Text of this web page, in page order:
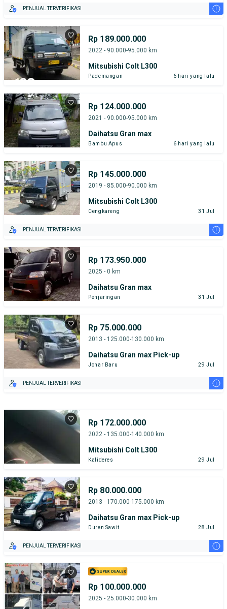
PENJUAL TERVERIFIKASI i
Rp 189.000.000
2022 - 90.000-95.000 km
Mitsubishi Colt L300
Pademangan 6 hari yang lalu
Rp 124.000.000
2021 - 90.000-95.000 km
Daihatsu Gran max
Bambu Apus 6 hari yang lalu
Rp 145.000.000
2019 - 85.000-90.000 km
Mitsubishi Colt L300
Cengkareng 31 Jul
PENJUAL TERVERIFIKASI i
Rp 173.950.000
2025 - 0 km
Daihatsu Gran max
Penjaringan 31 Jul
Rp 75.000.000
2013 - 125.000-130.000 km
Daihatsu Gran max Pick-up
Johar Baru 29 Jul
PENJUAL TERVERIFIKASI i
Rp 172.000.000
2022 - 135.000-140.000 km
Mitsubishi Colt L300
Kalideres 29 Jul
Rp 80.000.000
2013 - 170.000-175.000 km
Daihatsu Gran max Pick-up
Duren Sawit 28 Jul
PENJUAL TERVERIFIKASI i
Rp 100.000.000
2025 - 25.000-30.000 km